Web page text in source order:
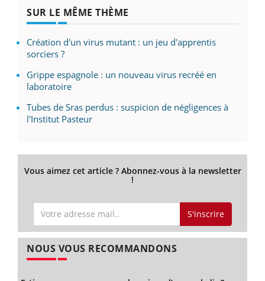
SUR LE MÊME THÈME
Création d'un virus mutant : un jeu d'apprentis
sorciers ?
Grippe espagnole : un nouveau virus recréé en
laboratoire
Tubes de Sras perdus : suspicion de négligences à
l'Institut Pasteur
Vous aimez cet article ? Abonnez-vous à la newsletter
!
S'inscrire
NOUS VOUS RECOMMANDONS